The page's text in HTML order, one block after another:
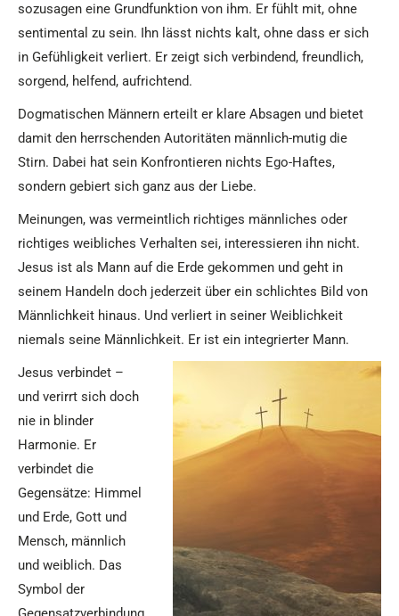
sozusagen eine Grundfunktion von ihm. Er fühlt mit, ohne
sentimental zu sein. Ihn lässt nichts kalt, ohne dass er sich
in Gefühligkeit verliert. Er zeigt sich verbindend, freundlich,
sorgend, helfend, aufrichtend.
Dogmatischen Männern erteilt er klare Absagen und bietet
damit den herrschenden Autoritäten männlich-mutig die
Stirn. Dabei hat sein Konfrontieren nichts Ego-Haftes,
sondern gebiert sich ganz aus der Liebe.
Meinungen, was vermeintlich richtiges männliches oder
richtiges weibliches Verhalten sei, interessieren ihn nicht.
Jesus ist als Mann auf die Erde gekommen und geht in
seinem Handeln doch jederzeit über ein schlichtes Bild von
Männlichkeit hinaus. Und verliert in seiner Weiblichkeit
niemals seine Männlichkeit. Er ist ein integrierter Mann.
Jesus verbindet –
und verirrt sich doch
nie in blinder
Harmonie. Er
verbindet die
Gegensätze: Himmel
und Erde, Gott und
Mensch, männlich
und weiblich. Das
Symbol der